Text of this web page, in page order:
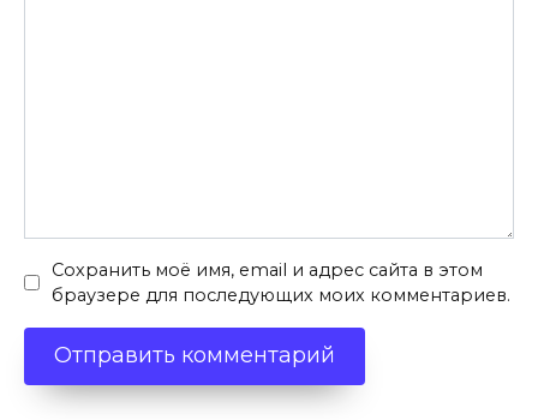
Сохранить моё имя, email и адрес сайта в этом
браузере для последующих моих комментариев.